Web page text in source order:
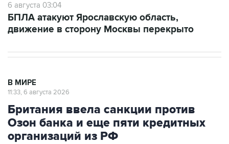
6 августа 03:04
БПЛА атакуют Ярославскую область,
движение в сторону Москвы перекрыто
В МИРЕ
11:33, 6 августа 2026
Британия ввела санкции против
Озон банка и еще пяти кредитных
организаций из РФ